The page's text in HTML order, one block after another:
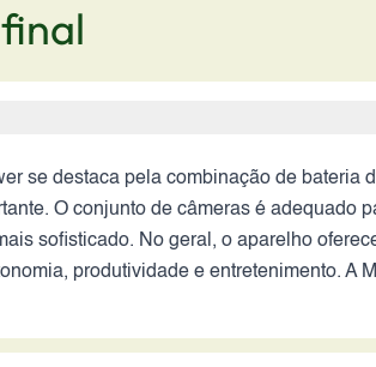
se destaca pela combinação de bateria
O conjunto de câmeras é adequado
sofisticado. No geral, o aparelho
produtividade e entretenimento. A